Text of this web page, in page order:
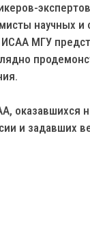
научных и
МГУ
оказавшихся
и задавших